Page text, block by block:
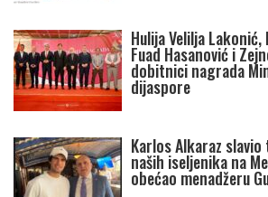
Hulija Velilja
Fuad Hasanović i
dobitnici nagrada
dijaspore
Karlos Alkaraz
naših iseljenika na
obećao menadžeru